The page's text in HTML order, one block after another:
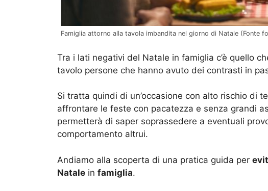
Famiglia attorno alla tavola imbandita nel giorno di Natale (Fonte
Tra i lati negativi del Natale in famiglia c’è quello
tavolo persone che hanno avuto dei contrasti in
Si tratta quindi di un’occasione con alto rischio di
affrontare le feste con pacatezza e senza grandi
permetterà di saper soprassedere a eventuali
comportamento altrui.
Andiamo alla scoperta di una pratica guida per
Natale in famiglia.